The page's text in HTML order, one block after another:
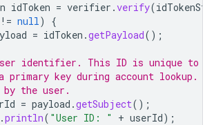
idToken = verifier .verify(
!= null)
{
= idToken .getPayload();
identifier. This ID is unique to
primary key during account lookup.
by the user.
= payload .getSubject();
.println( "User ID: " + userId);